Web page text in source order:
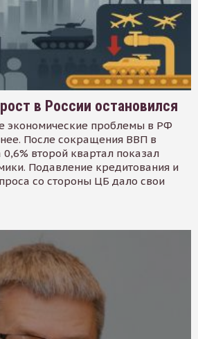
в России остановился
экономические проблемы в РФ
После сокращения ВВП в
второй квартал показал
Подавление кредитования и
со стороны ЦБ дало свои